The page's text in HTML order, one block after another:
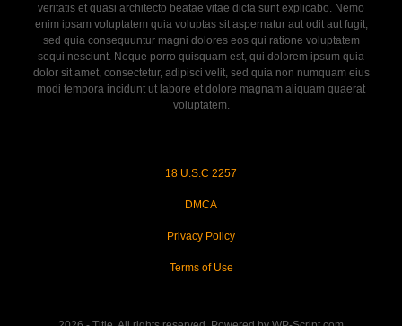
veritatis et quasi architecto beatae vitae dicta sunt explicabo. Nemo
enim ipsam voluptatem quia voluptas sit aspernatur aut odit aut fugit,
sed quia consequuntur magni dolores eos qui ratione voluptatem
sequi nesciunt. Neque porro quisquam est, qui dolorem ipsum quia
dolor sit amet, consectetur, adipisci velit, sed quia non numquam eius
modi tempora incidunt ut labore et dolore magnam aliquam quaerat
voluptatem.
18 U.S.C 2257
DMCA
Privacy Policy
Terms of Use